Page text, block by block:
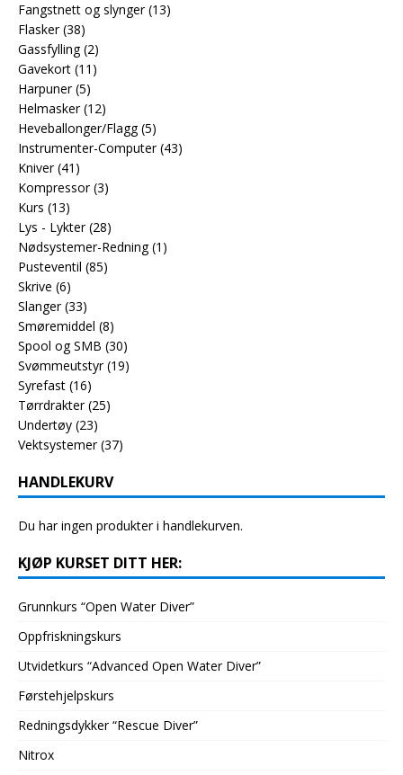
Fangstnett og slynger (13)
Flasker (38)
Gassfylling (2)
Gavekort (11)
Harpuner (5)
Helmasker (12)
Heveballonger/Flagg (5)
Instrumenter-Computer (43)
Kniver (41)
Kompressor (3)
Kurs (13)
Lys - Lykter (28)
Nødsystemer-Redning (1)
Pusteventil (85)
Skrive (6)
Slanger (33)
Smøremiddel (8)
Spool og SMB (30)
Svømmeutstyr (19)
Syrefast (16)
Tørrdrakter (25)
Undertøy (23)
Vektsystemer (37)
HANDLEKURV
Du har ingen produkter i handlekurven.
KJØP KURSET DITT HER:
Grunnkurs “Open Water Diver”
Oppfriskningskurs
Utvidetkurs “Advanced Open Water Diver”
Førstehjelpskurs
Redningsdykker “Rescue Diver”
Nitrox